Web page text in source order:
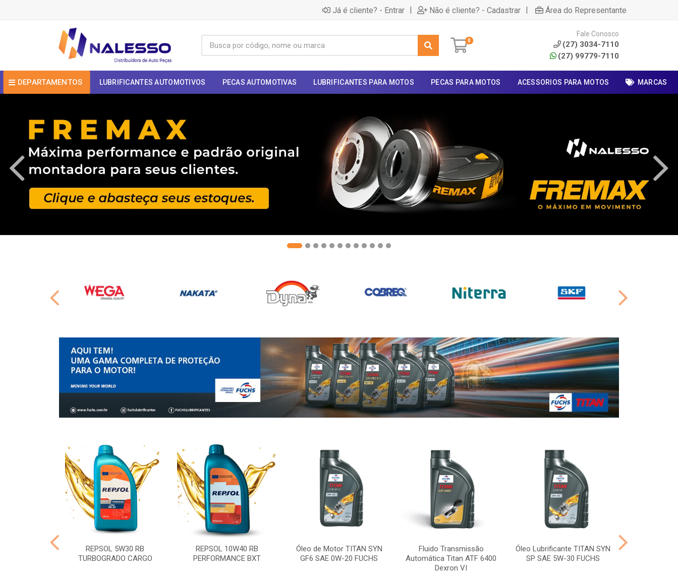
Já é cliente? - Entrar | Não é cliente? - Cadastrar | Área do Representante
0
Fale Conosco
(27) 3034-7110
(27) 99779-7110
DEPARTAMENTOS LUBRIFICANTES AUTOMOTIVOS PECAS AUTOMOTIVAS LUBRIFICANTES PARA MOTOS PECAS PARA MOTOS ACESSORIOS PARA MOTOS MARCAS
REPSOL 5W30 RB
TURBOGRADO CARGO
REPSOL 10W40 RB
PERFORMANCE BXT
Óleo de Motor TITAN SYN
GF6 SAE 0W-20 FUCHS
Fluido Transmissão
Automática Titan ATF 6400
Dexron VI
Óleo Lubrificante TITAN SYN
SP SAE 5W-30 FUCHS